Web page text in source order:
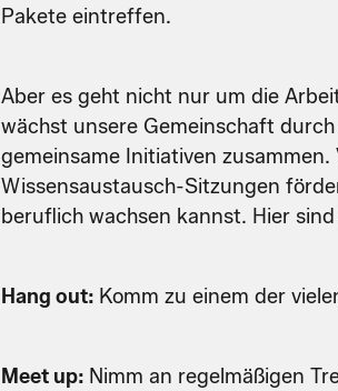
Pakete eintreffen.
Aber es geht nicht nur um die
wächst unsere Gemeinschaft
gemeinsame Initiativen
Wissensaustausch-Sitzungen
beruflich wachsen kannst. Hier
Hang out: Komm zu einem der
Meet up: Nimm an regelmäßigen